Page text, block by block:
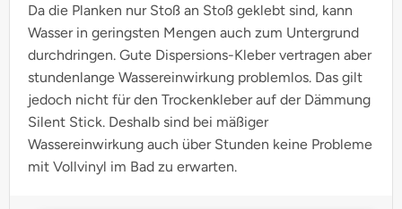
Da die Planken nur Stoß an Stoß geklebt sind, kann
Wasser in geringsten Mengen auch zum Untergrund
durchdringen. Gute Dispersions-Kleber vertragen aber
stundenlange Wassereinwirkung problemlos. Das gilt
jedoch nicht für den Trockenkleber auf der Dämmung
Silent Stick. Deshalb sind bei mäßiger
Wassereinwirkung auch über Stunden keine Probleme
mit Vollvinyl im Bad zu erwarten.